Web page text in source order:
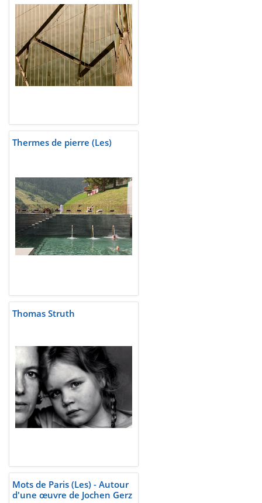
Thermes de pierre (Les)
Thomas Struth
Mots de Paris (Les) - Autour
d'une œuvre de Jochen Gerz